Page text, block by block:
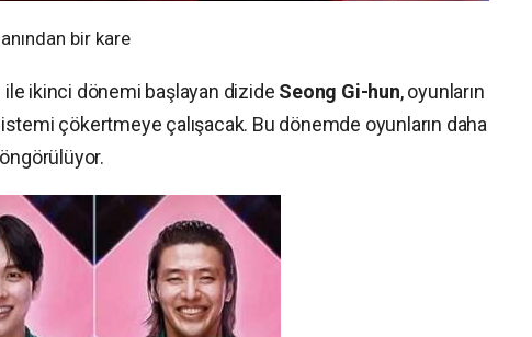
bir kare
ile ikinci dönemi başlayan dizide Seong Gi-hun, oyunların
çökertmeye çalışacak. Bu dönemde oyunların daha